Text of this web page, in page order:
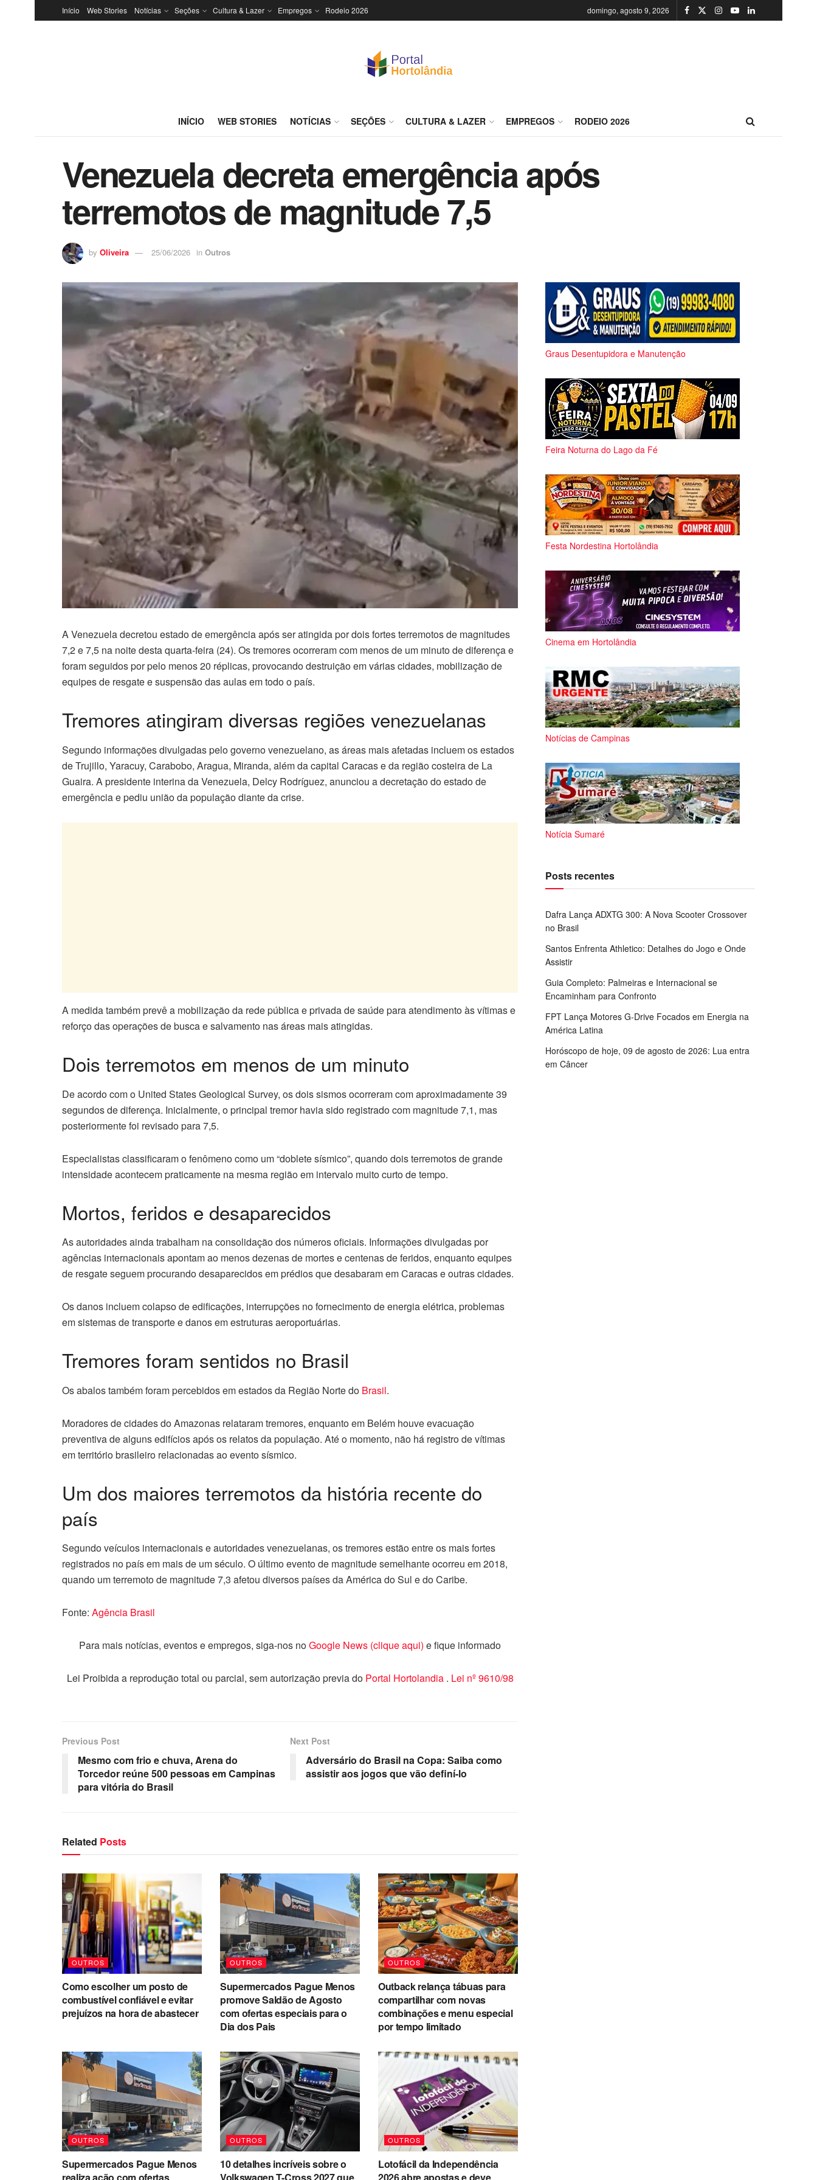
Início Web Stories Notícias Seções Cultura & Lazer Empregos Rodeio 2026 domingo, agosto 9, 2026
INÍCIO WEB STORIES NOTÍCIAS SEÇÕES CULTURA & LAZER EMPREGOS RODEIO 2026
Venezuela decreta emergência após
terremotos de magnitude 7,5
by Oliveira 25/06/2026 in Outros
A Venezuela decretou estado de emergência após ser atingida por dois fortes terremotos de magnitudes
7,2 e 7,5 na noite desta quarta-feira (24). Os tremores ocorreram com menos de um minuto de diferença e
foram seguidos por pelo menos 20 réplicas, provocando destruição em várias cidades, mobilização de
equipes de resgate e suspensão das aulas em todo o país.
Tremores atingiram diversas regiões venezuelanas
Segundo informações divulgadas pelo governo venezuelano, as áreas mais afetadas incluem os estados
de Trujillo, Yaracuy, Carabobo, Aragua, Miranda, além da capital Caracas e da região costeira de La
Guaira. A presidente interina da Venezuela, Delcy Rodríguez, anunciou a decretação do estado de
emergência e pediu união da população diante da crise.
A medida também prevê a mobilização da rede pública e privada de saúde para atendimento às vítimas e
reforço das operações de busca e salvamento nas áreas mais atingidas.
Dois terremotos em menos de um minuto
De acordo com o United States Geological Survey, os dois sismos ocorreram com aproximadamente 39
segundos de diferença. Inicialmente, o principal tremor havia sido registrado com magnitude 7,1, mas
posteriormente foi revisado para 7,5.
Especialistas classificaram o fenômeno como um “doblete sísmico”, quando dois terremotos de grande
intensidade acontecem praticamente na mesma região em intervalo muito curto de tempo.
Mortos, feridos e desaparecidos
As autoridades ainda trabalham na consolidação dos números oficiais. Informações divulgadas por
agências internacionais apontam ao menos dezenas de mortes e centenas de feridos, enquanto equipes
de resgate seguem procurando desaparecidos em prédios que desabaram em Caracas e outras cidades.
Os danos incluem colapso de edificações, interrupções no fornecimento de energia elétrica, problemas
em sistemas de transporte e danos em estruturas aeroportuárias.
Tremores foram sentidos no Brasil
Os abalos também foram percebidos em estados da Região Norte do Brasil.
Moradores de cidades do Amazonas relataram tremores, enquanto em Belém houve evacuação
preventiva de alguns edifícios após os relatos da população. Até o momento, não há registro de vítimas
em território brasileiro relacionadas ao evento sísmico.
Um dos maiores terremotos da história recente do
país
Segundo veículos internacionais e autoridades venezuelanas, os tremores estão entre os mais fortes
registrados no país em mais de um século. O último evento de magnitude semelhante ocorreu em 2018,
quando um terremoto de magnitude 7,3 afetou diversos países da América do Sul e do Caribe.
Fonte: Agência Brasil
Para mais notícias, eventos e empregos, siga-nos noGoogle News (clique aqui) e fique informado
Lei Proibida a reprodução total ou parcial, sem autorização previa do Portal Hortolandia . Lei nº 9610/98
Previous Post
Mesmo com frio e chuva, Arena do
Torcedor reúne 500 pessoas em Campinas
para vitória do Brasil
Next Post
Adversário do Brasil na Copa: Saiba como
assistir aos jogos que vão definí-lo
Related Posts
OUTROS
Como escolher um posto de
combustível confiável e evitar
prejuízos na hora de abastecer
OUTROS
Supermercados Pague Menos
promove Saldão de Agosto
com ofertas especiais para o
Dia dos Pais
OUTROS
Outback relança tábuas para
compartilhar com novas
combinações e menu especial
por tempo limitado
OUTROS
Supermercados Pague Menos
OUTROS
10 detalhes incríveis sobre o
OUTROS
Lotofácil da Independência
Graus Desentupidora e Manutenção
Feira Noturna do Lago da Fé
Festa Nordestina Hortolândia
Cinema em Hortolândia
Notícias de Campinas
Notícia Sumaré
Posts recentes
Dafra Lança ADXTG 300: A Nova Scooter Crossover
no Brasil
Santos Enfrenta Athletico: Detalhes do Jogo e Onde
Assistir
Guia Completo: Palmeiras e Internacional se
Encaminham para Confronto
FPT Lança Motores G-Drive Focados em Energia na
América Latina
Horóscopo de hoje, 09 de agosto de 2026: Lua entra
em Câncer